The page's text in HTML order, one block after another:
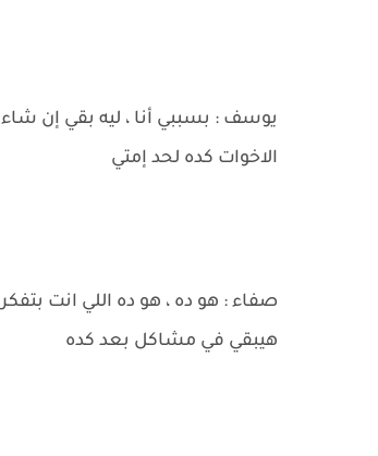
يوسف : بسببي أنا ، ليه بقي إن
الاخوات كده لحد إمتي
صفاء : هو ده ، هو ده اللي انت
هيبقي في مشاكل بعد كده